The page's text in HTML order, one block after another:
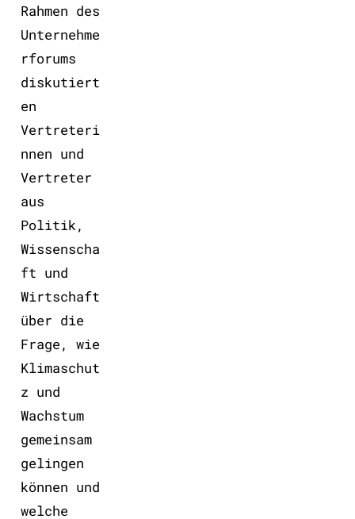
Rahmen des
Unternehme
rforums
diskutiert
en
Vertreteri
nnen und
Vertreter
aus
Politik,
Wissenscha
ft und
Wirtschaft
über die
Frage, wie
Klimaschut
z und
Wachstum
gemeinsam
gelingen
können und
welche